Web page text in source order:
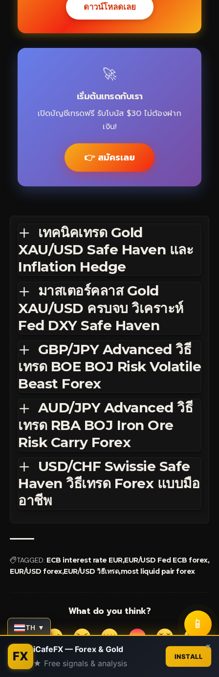
ดาวน์โหลดเลย
🚀
เริ่มต้นเทรดกับเรา
เปิดบัญชีเทรดฟรี รับโบนัส $30 ไม่ต้องฝาก
เงิน!
👉 สมัครเลย
เทคนิคเทรด Gold
XAU/USD Safe Haven และ
Inflation Hedge
มาสเตอร์คลาส Gold
XAU/USD ครบจบ วิเคราะห์
Fed DXY Safe Haven
GBP/JPY Advanced วิธี
เทรด BOE BOJ Risk Volatile
Beast Forex
AUD/JPY Advanced วิธี
เทรด RBA BOJ Iron Ore
Risk Carry Forex
USD/CHF Swissie Safe
Haven วิธีเทรด Forex แบบมือ
อาชีพ
TAGGED: ECB interest rate EUREUR/USD Fed ECB forex
EUR/USD forexEUR/USD วิธีเทรดmost liquid pair forex
What do you think?
Love
0
Sad
0
Happy
0
Sleepy
0 0
Wink
0
TH ▼ 📱
FX iCafeFX — Forex & Gold
★ Free signals & analysis
INSTALL
×
Contact us
Open